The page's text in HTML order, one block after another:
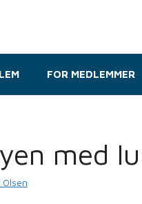
FOR MEDLEMMER
med